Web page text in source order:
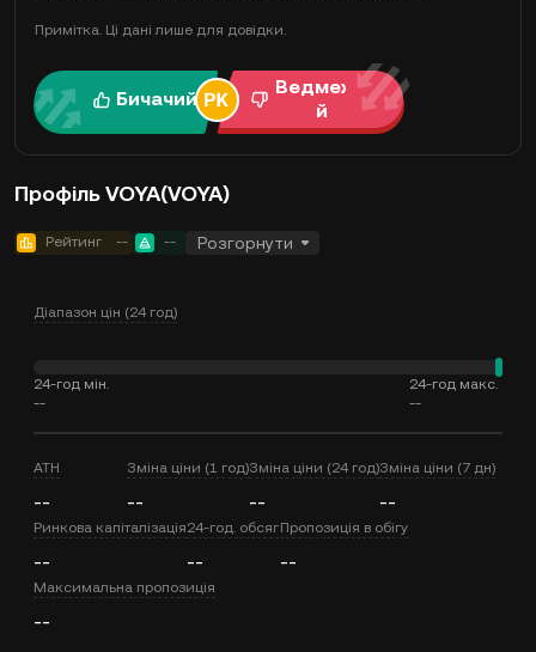
Примітка. Ці дані лише для довідки.
Бичачий
Ведмежи
й
Профіль VOYA(VOYA)
Рейтинг -- -- Розгорнути
Діапазон цін (24 год)
24-год мін.
--
24-год макс.
--
ATH
--
Зміна ціни (1 год)
--
Зміна ціни (24 год)
--
Зміна ціни (7 дн)
--
Ринкова капіталізація
--
24-год. обсяг
--
Пропозиція в обігу
--
Максимальна пропозиція
--